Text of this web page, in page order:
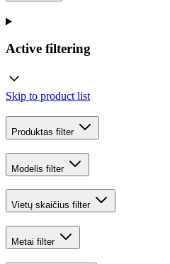
Active filtering
Skip to product list
Produktas filter
Modelis filter
Vietų skaičius filter
Metai filter